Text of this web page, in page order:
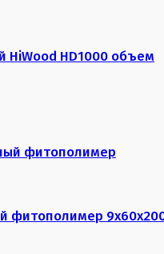
HD1000 объем
фитополимер